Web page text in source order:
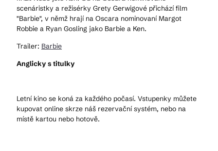
scenáristky a režisérky Grety Gerwigové přichází film
"Barbie", v němž hrají na Oscara nominovaní Margot
Robbie a Ryan Gosling jako Barbie a Ken.
Trailer: Barbie
Anglicky s titulky
Letní kino se koná za každého počasí. Vstupenky můžete
kupovat online skrze náš rezervační systém, nebo na
místě kartou nebo hotově.